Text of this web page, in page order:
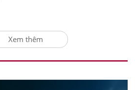
Xem thêm